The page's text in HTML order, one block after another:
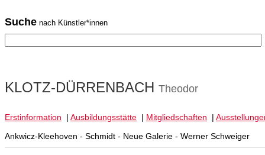
Suche nach Künstler*innen
KLOTZ-DÜRRENBACH Theodor
Erstinformation | Ausbildungsstätte | Mitgliedschaften |
Ankwicz-Kleehoven - Schmidt - Neue Galerie - Werner Schweiger